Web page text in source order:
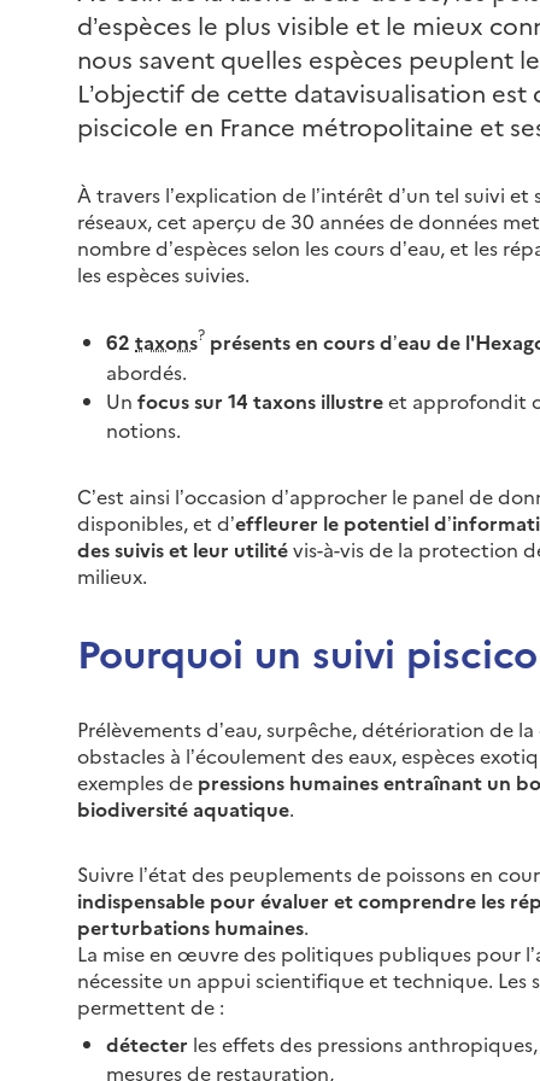
d’espèces le plus visible et le mieux
nous savent quelles espèces peuplent
L’objectif de cette datavisualisation
piscicole en France métropolitaine et
À travers l’explication de l’intérêt d’un tel suivi
réseaux, cet aperçu de 30 années de données
nombre d’espèces selon les cours d’eau, et les
les espèces suivies.
62 taxons présents en cours d’eau de
abordés.
Un focus sur 14 taxons illustreet approfondit
notions.
C’est ainsi l’occasion d’approcher le panel de
disponibles, et d’effleurer le potentiel
des suivis et leur utilitévis-à-vis de la protection
milieux.
Pourquoi un suivi
Prélèvements d’eau, surpêche, détérioration de
obstacles à l’écoulement des eaux, espèces
exemples de pressions humaines entraînant un
biodiversité aquatique.
Suivre l’état des peuplements de poissons en
indispensable pour évaluer et comprendre les
perturbations humaines.
La mise en œuvre des politiques publiques pour
nécessite un appui scientifique et technique.
permettent de :
détecter les effets des pressions
mesures de restauration,